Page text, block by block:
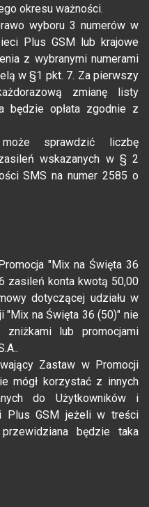
okresu ważności.
wyboru 3 numerów w
Plus GSM lub krajowe
z wybranymi numerami
w §1 pkt. 7. Za pierwszy
zmianę listy
będzie opłata zgodnie z
sprawdzić liczbę
wskazanych w § 2
SMS na numer 2585 o
"Mix na Święta 36
zasileń konta kwotą 50,00
dotyczącej udziału w
"Mix na Święta 36 (50)" nie
lub promocjami
Zastaw w Promocji
mógł korzystać z innych
do Użytkowników i
Plus GSM jeżeli w treści
będzie taka